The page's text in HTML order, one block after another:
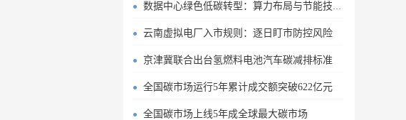
数据中心绿色低碳转型：算力布局与节能技术突破
云南虚拟电厂入市规则：逐日盯市防控风险
京津冀联合出台氢燃料电池汽车碳减排标准
全国碳市场运行5年累计成交额突破622亿元
全国碳市场上线5年成全球最大碳市场